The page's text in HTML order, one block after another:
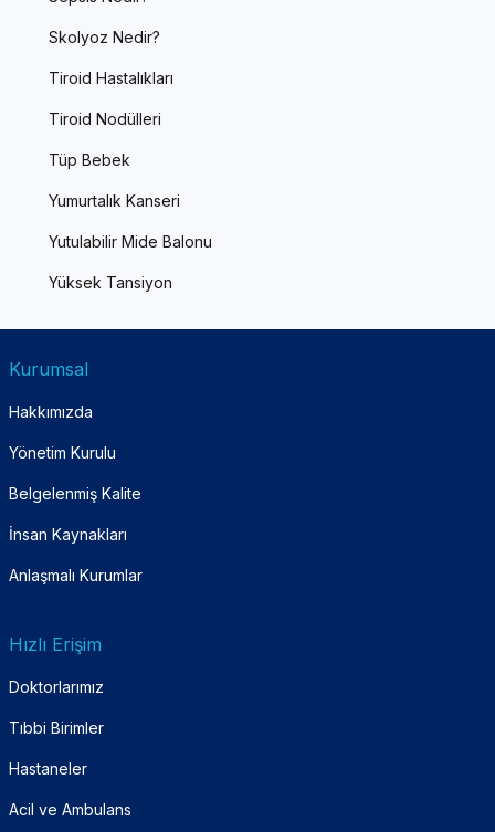
Skolyoz Nedir?
Tiroid Hastalıkları
Tiroid Nodülleri
Tüp Bebek
Yumurtalık Kanseri
Yutulabilir Mide Balonu
Yüksek Tansiyon
Kurumsal
Hakkımızda
Yönetim Kurulu
Belgelenmiş Kalite
İnsan Kaynakları
Anlaşmalı Kurumlar
Hızlı Erişim
Doktorlarımız
Tıbbi Birimler
Hastaneler
Acil ve Ambulans